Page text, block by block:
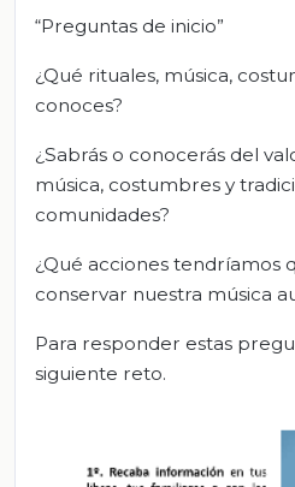
“Preguntas de inicio”
¿Qué rituales, música,
conoces?
¿Sabrás o conocerás del
música, costumbres y
comunidades?
¿Qué acciones tendríamos
conservar nuestra música
Para responder estas
siguiente reto.